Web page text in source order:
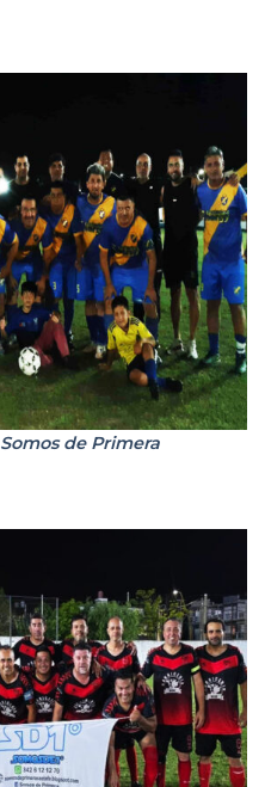
Somos de Primera